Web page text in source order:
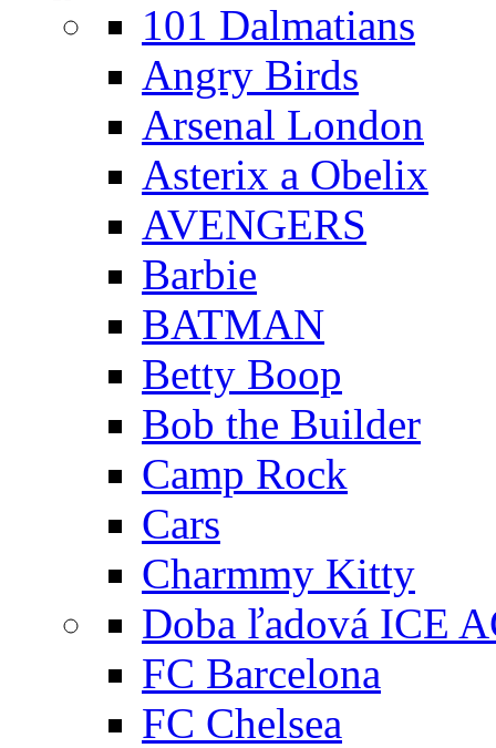
101 Dalmatians
Angry Birds
Arsenal London
Asterix a Obelix
AVENGERS
Barbie
BATMAN
Betty Boop
Bob the Builder
Camp Rock
Cars
Charmmy Kitty
Doba ľadová ICE
FC Barcelona
FC Chelsea